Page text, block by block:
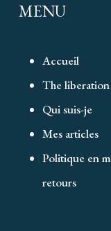
MENU
Accueil
The liberation
Qui suis-je
Mes articles
Politique en
retours